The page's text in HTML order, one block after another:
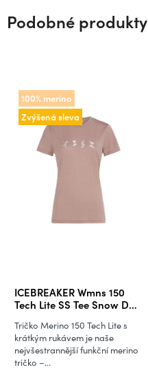
Podobné produkty
100% merino
Zvýšená sleva
ICEBREAKER Wmns 150
Tech Lite SS Tee Snow Day,
Tričko Merino 150 Tech Lite s
krátkým rukávem je naše
nejvšestrannější funkční merino
tričko –...